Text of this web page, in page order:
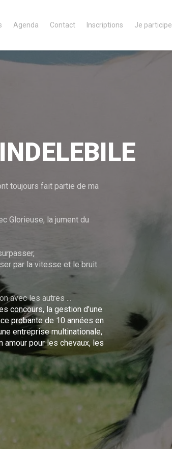
Agenda Contact Inscriptions Je participe
toujours fait partie de ma
Glorieuse, la jument du
par la vitesse et le bruit
avec les autres ...
concours, la gestion d’une
probante de 10 années en
entreprise multinationale,
amour pour les chevaux, les